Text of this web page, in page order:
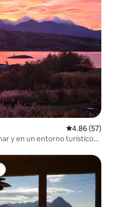
Calificación
4.86 (57)
y en un entorno turístico
huéspedes